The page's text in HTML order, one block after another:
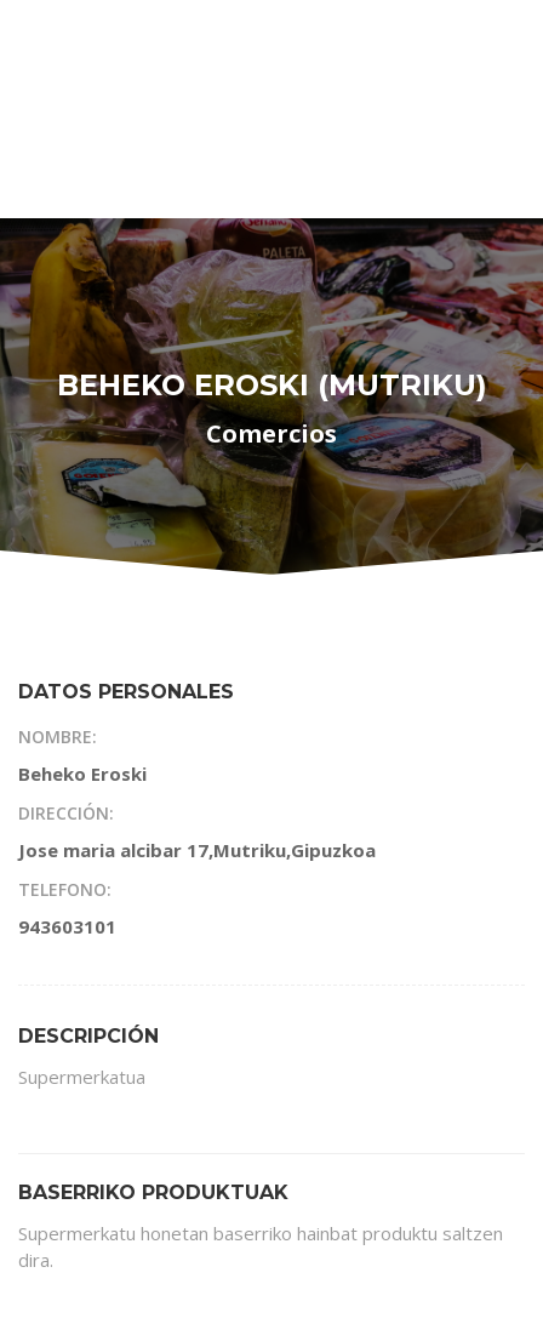
BEHEKO EROSKI (MUTRIKU)
Comercios
DATOS PERSONALES
NOMBRE:
Beheko Eroski
DIRECCIÓN:
Jose maria alcibar 17,Mutriku,Gipuzkoa
TELEFONO:
943603101
DESCRIPCIÓN
Supermerkatua
BASERRIKO PRODUKTUAK
Supermerkatu honetan baserriko hainbat produktu saltzen
dira.